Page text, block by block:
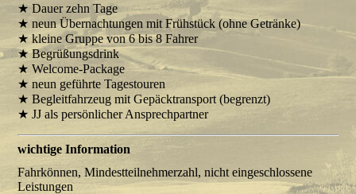
★ Dauer zehn Tage
★ neun Übernachtungen mit Frühstück (ohne Getränke)
★ kleine Gruppe von 6 bis 8 Fahrer
★ Begrüßungsdrink
★ Welcome-Package
★ neun geführte Tagestouren
★ Begleitfahrzeug mit Gepäcktransport (begrenzt)
★ JJ als persönlicher Ansprechpartner
wichtige Information
Fahrkönnen, Mindestteilnehmerzahl, nicht eingeschlossene
Leistungen